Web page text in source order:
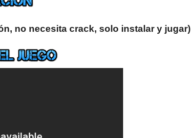
no necesita crack, solo instalar y jugar)